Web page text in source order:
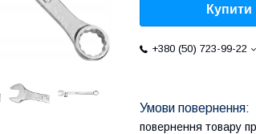
Купити
+380 (50) 723-99-22
повернення товару